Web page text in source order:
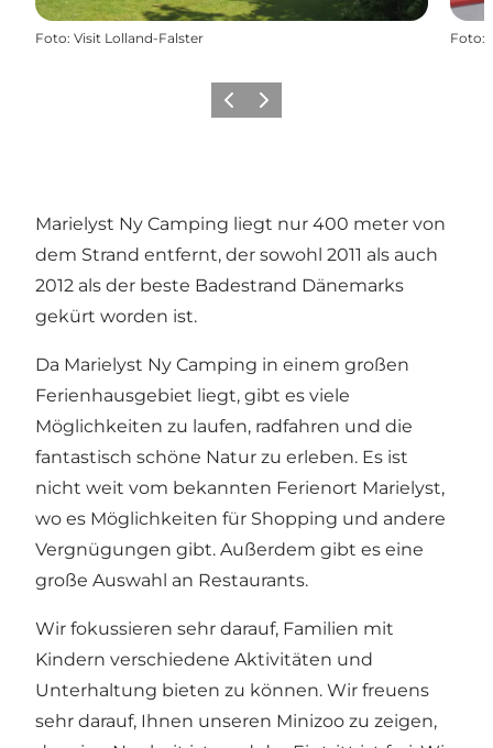
Foto: Visit Lolland-Falster Foto:
ZurückWeiter
Marielyst Ny Camping liegt nur 400 meter von
dem Strand entfernt, der sowohl 2011 als auch
2012 als der beste Badestrand Dänemarks
gekürt worden ist.
Da Marielyst Ny Camping in einem großen
Ferienhausgebiet liegt, gibt es viele
Möglichkeiten zu laufen, radfahren und die
fantastisch schöne Natur zu erleben. Es ist
nicht weit vom bekannten Ferienort Marielyst,
wo es Möglichkeiten für Shopping und andere
Vergnügungen gibt. Außerdem gibt es eine
große Auswahl an Restaurants.
Wir fokussieren sehr darauf, Familien mit
Kindern verschiedene Aktivitäten und
Unterhaltung bieten zu können. Wir freuens
sehr darauf, Ihnen unseren Minizoo zu zeigen,